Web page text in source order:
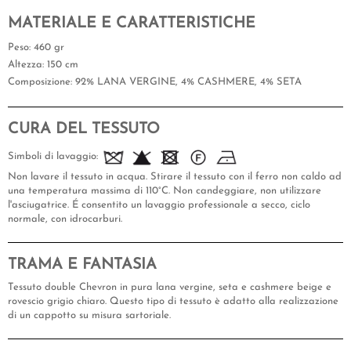
MATERIALE E CARATTERISTICHE
Peso: 460 gr
Altezza: 150 cm
Composizione: 92% LANA VERGINE, 4% CASHMERE, 4% SETA
CURA DEL TESSUTO
Simboli di lavaggio:
Non lavare il tessuto in acqua. Stirare il tessuto con il ferro non caldo ad
una temperatura massima di 110°C. Non candeggiare, non utilizzare
l'asciugatrice. É consentito un lavaggio professionale a secco, ciclo
normale, con idrocarburi.
TRAMA E FANTASIA
Tessuto double Chevron in pura lana vergine, seta e cashmere beige e
rovescio grigio chiaro. Questo tipo di tessuto è adatto alla realizzazione
di un cappotto su misura sartoriale.